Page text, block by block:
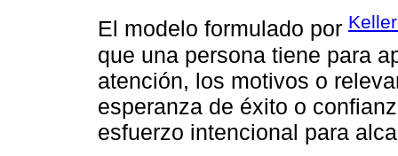
El modelo formulado por
que una persona tiene para
atención, los motivos o
esperanza de éxito o
esfuerzo intencional para